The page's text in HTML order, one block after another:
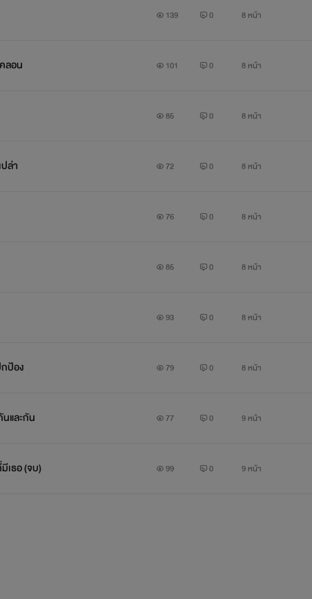
139 0 8 หน้า
ลอน 101 0 8 หน้า
85 0 8 หน้า
ล่า 72 0 8 หน้า
76 0 8 หน้า
85 0 8 หน้า
93 0 8 หน้า
ป้อง 79 0 8 หน้า
และกัน 77 0 9 หน้า
ธอ (จบ) 99 0 9 หน้า